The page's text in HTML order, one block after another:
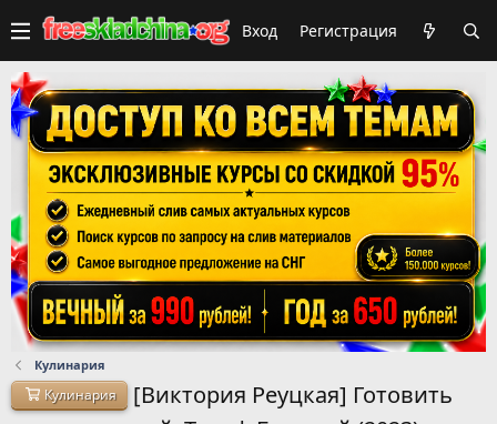
Вход Регистрация
Кулинария
Кулинария
[Виктория Реуцкая] Готовить